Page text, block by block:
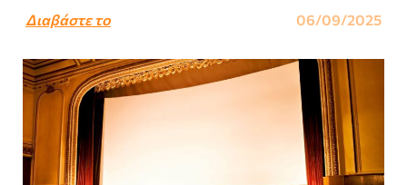
Διαβάστε το
06/09/2025